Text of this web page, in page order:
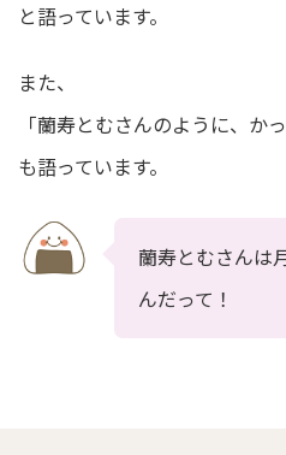
と語っています。
また、
「蘭寿とむさんのように、か
も語っています。
蘭寿とむさんは
んだって！